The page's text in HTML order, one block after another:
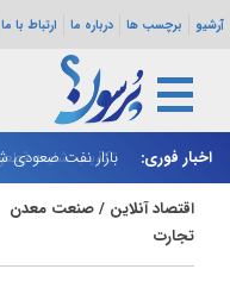
آرشیو برچسب ها درباره ما ارتباط با ما
اخبار فوری: تکذیب شایعه
بازار نفت صعودی
اقتصاد آنلاین /صنعت معدن
تجارت